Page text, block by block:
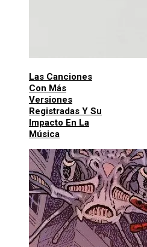
Las Canciones
Con Más
Versiones
Registradas Y Su
Impacto En La
Música